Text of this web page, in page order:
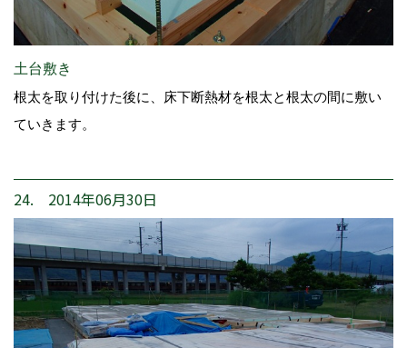
土台敷き
根太を取り付けた後に、床下断熱材を根太と根太の間に敷い
ていきます。
24. 2014年06月30日